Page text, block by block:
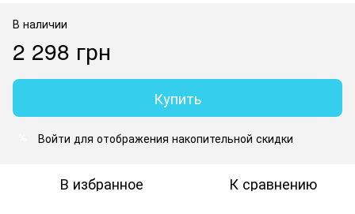
В наличии
2 298 грн
Купить
Войти для отображения накопительной скидки
В избранное К сравнению